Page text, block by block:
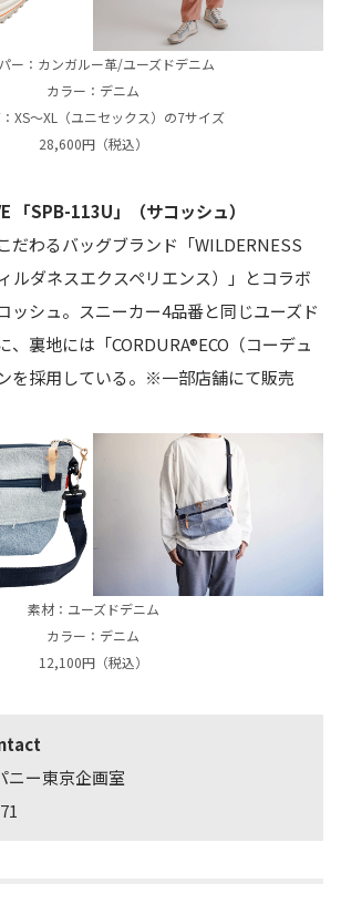
ー：カンガルー革/ユーズドデニム
カラー：デニム
XS〜XL（ユニセックス）の7サイズ
28,600円（税込）
「SPB-113U」（サコッシュ）
だわるバッグブランド「WILDERNESS
ルダネスエクスペリエンス）」とコラボ
ッシュ。スニーカー4品番と同じユーズド
、裏地には「CORDURA®ECO（コーデュ
を採用している。※一部店舗にて販売
素材：ユーズドデニム
カラー：デニム
12,100円（税込）
ニー東京企画室